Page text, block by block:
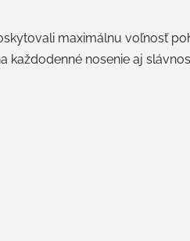
maximálnu voľnosť
každodenné nosenie aj